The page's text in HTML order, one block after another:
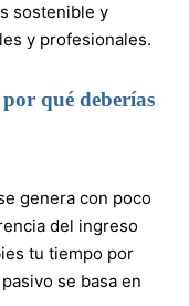
sostenible y
y profesionales.
qué deberías
genera con poco
del ingreso
tu tiempo por
se basa en